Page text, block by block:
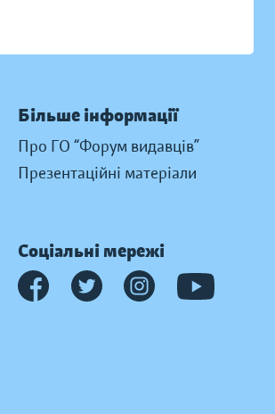
Більше інформації
Про ГО “Форум видавців”
Презентаційні матеріали
Соціальні мережі